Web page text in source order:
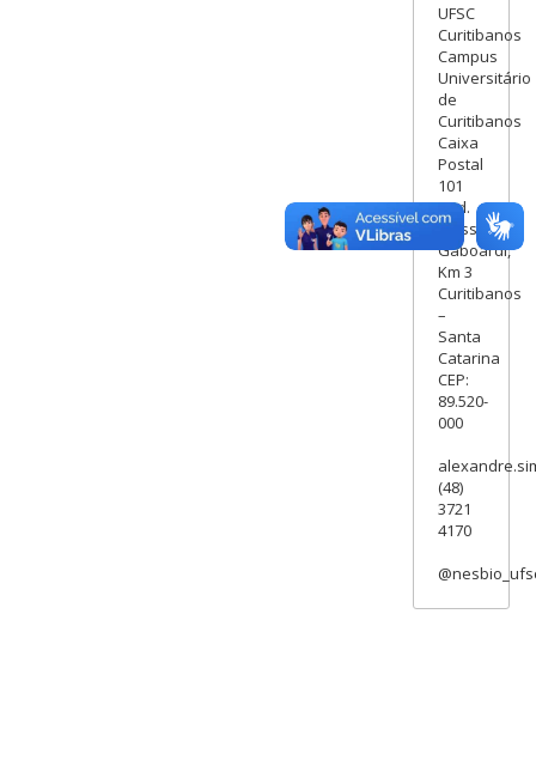
UFSC
Curitibanos
Campus
Universitário
de
Curitibanos
Caixa
Postal
101
Rod.
Ulysses
Gaboardi,
Km 3
Curitibanos
–
Santa
Catarina
CEP:
89.520-
000
(48)
3721
4170